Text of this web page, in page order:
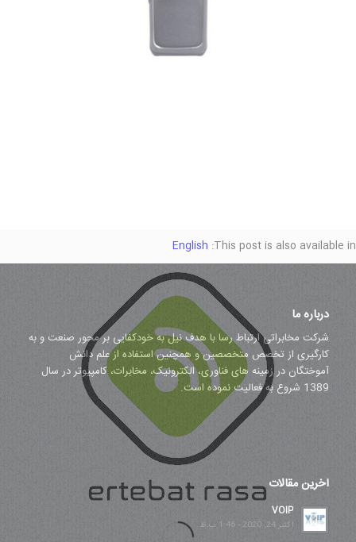
This post is also available in:
English
درباره ما
شرکت مخابراتی ارتباط رسا با هدف نیل به خودکفایی بر محور صنعت و به
کارگیری از تخصص متخصصین و همچنین استفاده از علم دانش
آموختگان در زمینه های فناوری، الکترونیک، مخابرات، کامپیوتر در سال
1389 شروع به فعالیت نموده است.
آخرین مقالات
VOIP
اکتبر 24, 2020 - 1:46 ب.ظ